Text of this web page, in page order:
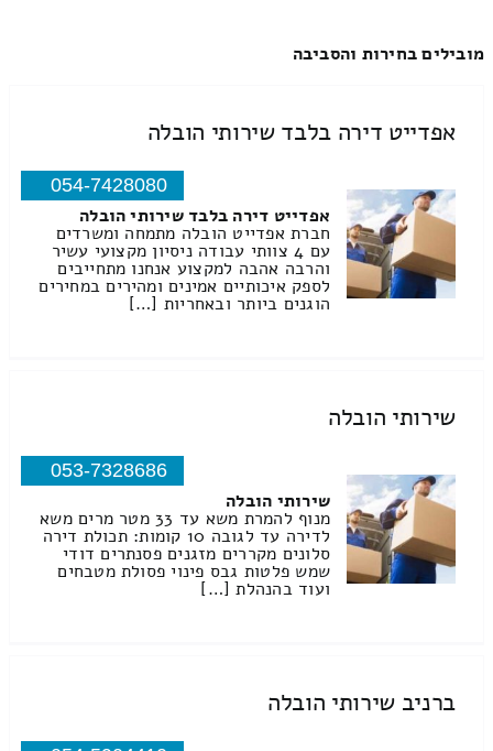
מובילים בחירות והסביבה
אפדייט דירה בלבד שירותי הובלה
054-7428080
אפדייט דירה בלבד שירותי הובלה
חברת אפדייט הובלה מתמחה ומשרדים
עם 4 צוותי עבודה ניסיון מקצועי עשיר
והרבה אהבה למקצוע אנחנו מתחייבים
לספק איכותיים אמינים ומהירים במחירים
הוגנים ביותר ובאחריות […]
שירותי הובלה
053-7328686
שירותי הובלה
מנוף להמרת משא עד 33 מטר מרים משא
לדירה עד לגובה 10 קומות: תכולת דירה
סלונים מקררים מזגנים פסנתרים דודי
שמש פלטות גבס פינוי פסולת מטבחים
ועוד בהנהלת […]
ברניב שירותי הובלה